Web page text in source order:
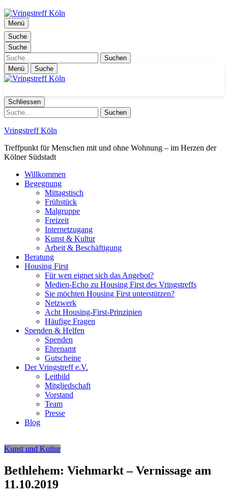
Menü
Suche
Suche
Suche
Menü Suche
Schliessen
Suche
Vringstreff Köln
Treffpunkt für Menschen mit und ohne Wohnung – im Herzen der
Kölner Südstadt
Willkommen
Begegnung
Mittagstisch
Frühstück
Malgruppe
Freizeit
Internetzugang
Kunst & Kultur
Arbeit & Beschäftigung
Beratung
Housing First
Für wen eignet sich das Angebot?
Medien-Echo zu Housing First des Vringstreffs
Sie möchten Housing First unterstützen?
Netzwerk
Acht Housing-First-Prinzipien
Häufige Fragen
Spenden & Helfen
Spenden
Ehrenamt
Gutscheine
Der Vringstreff e.V.
Leitbild
Mitgliedschaft
Vorstand
Team
Presse
Blog
Kunst und Kultur
Bethlehem: Viehmarkt – Vernissage am
11.10.2019